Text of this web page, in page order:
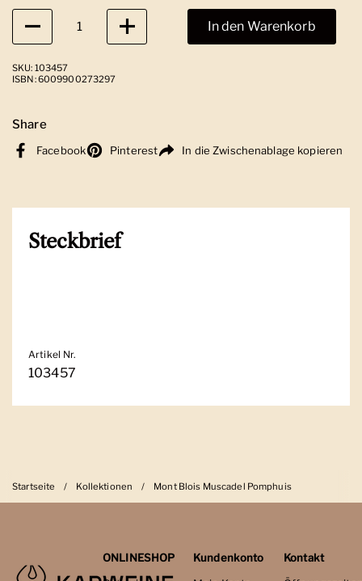
Anzahl
In den Warenkorb
SKU: 103457
ISBN: 6009900273297
Share
Facebook Pinterest In die Zwischenablage kopieren
Steckbrief
Artikel Nr.
103457
Startseite / Kollektionen / Mont Blois Muscadel Pomphuis
ONLINESHOP
Kundenkonto
Kontakt